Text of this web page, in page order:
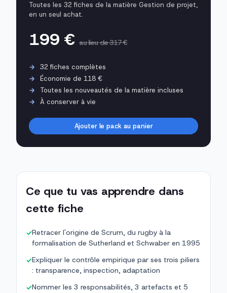
Toutes les 32 fiches de la matière Gestion de projet,
en un seul achat.
199 €au lieu de 317 €
32 fiches complètes
Économie de 118 €
Toutes les nouveautés de la matière incluses
À conserver à vie
Ajouter le pack au panier
Ce que tu vas apprendre dans
cette fiche
✓Retracer l'origine de Scrum, du rugby à la
formalisation de Sutherland et Schwaber en 1995
✓Expliquer le contrôle empirique par ses trois piliers
: transparence, inspection, adaptation
✓Nommer les 3 responsabilités, 3 artefacts et 5